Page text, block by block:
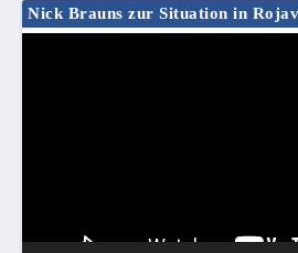
Nick Brauns zur Situation in